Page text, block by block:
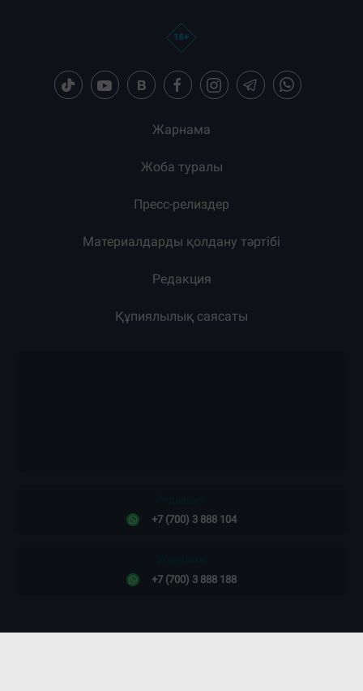
Жарнама
Жоба туралы
Пресс-релиздер
Материалдарды қолдану тәртібі
Редакция
Құпиялылық саясаты
+7 (700) 3 888 104
+7 (700) 3 888 188